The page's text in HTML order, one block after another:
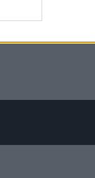
ΔΗΜΟΣ